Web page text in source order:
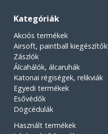
Kategóriák
Akciós termékek
Airsoft, paintball kiegészítők
Zászlók
Álcahálók, álcaruhák
Katonai régiségek, relikviák
Egyedi termékek
Esővédők
Dögcédulák
Használt termékek